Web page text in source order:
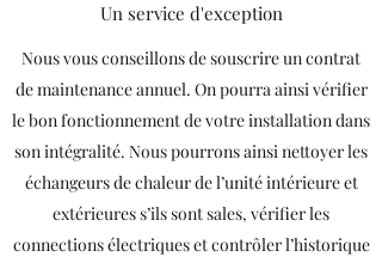
Un service d'exception
Nous vous conseillons de souscrire un contrat
de maintenance annuel. On pourra ainsi vérifier
le bon fonctionnement de votre installation dans
son intégralité. Nous pourrons ainsi nettoyer les
échangeurs de chaleur de l’unité intérieure et
extérieures s’ils sont sales, vérifier les
connections électriques et contrôler l’historique